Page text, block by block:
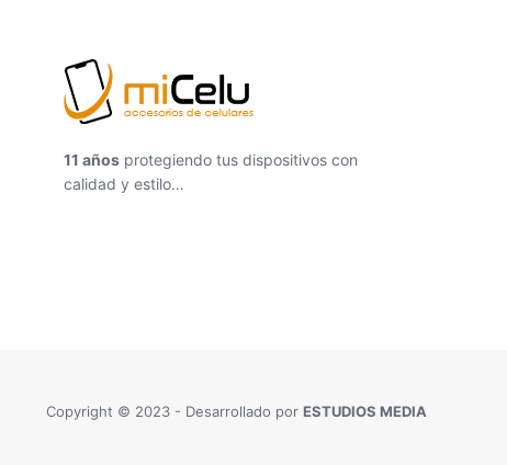
11 años protegiendo tus dispositivos con
calidad y estilo…
Copyright © 2023 - Desarrollado por ESTUDIOS MEDIA